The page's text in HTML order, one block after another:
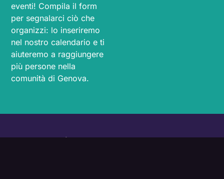
eventi! Compila il form
per segnalarci ciò che
organizzi: lo inseriremo
nel nostro calendario e ti
aiuteremo a raggiungere
più persone nella
comunità di Genova.